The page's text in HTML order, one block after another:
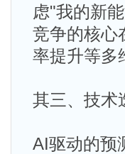
虑"我的新
竞争的核心
率提升等多
其三、技术
AI驱动的预